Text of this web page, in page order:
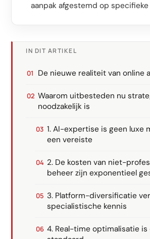
Website
aanpak afgestemd op
IN DIT ARTIKEL
De nieuwe realiteit van online
Waarom uitbesteden nu
noodzakelijk is
1. AI-expertise is geen luxe
een vereiste
2. De kosten van niet-
beheer zijn exponentieel
3. Platform-diversificatie
specialistische kennis
4. Real-time optimalisatie